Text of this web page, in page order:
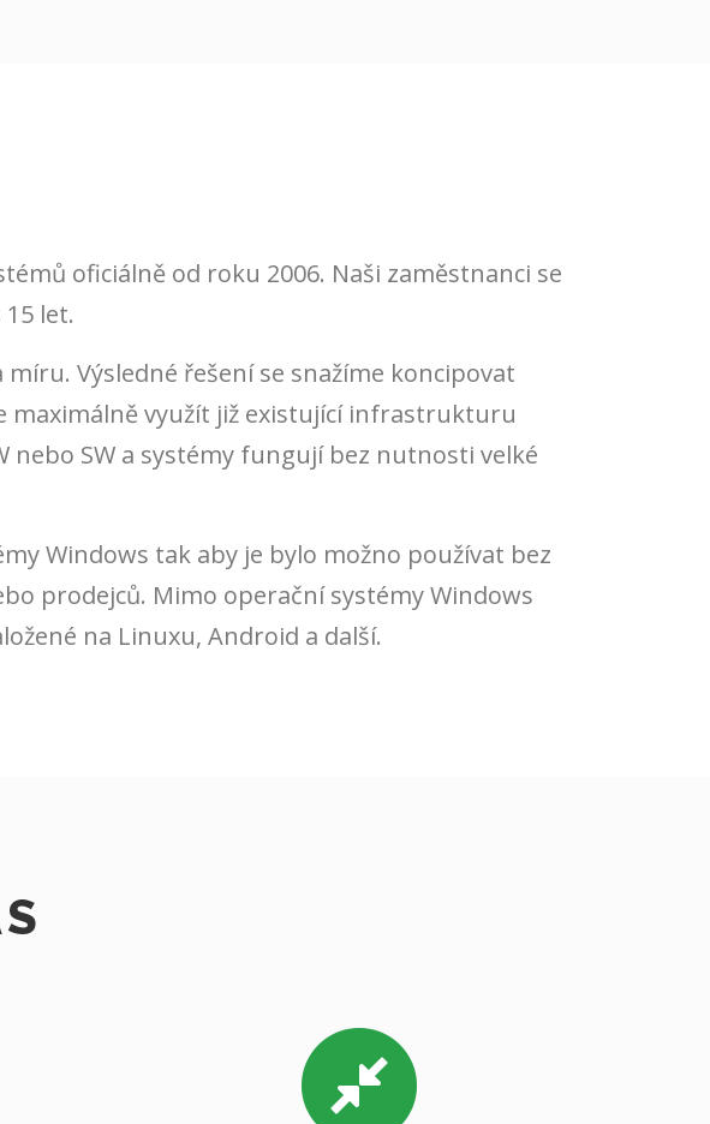
oficiálně od roku 2006. Naši zaměstnanci se
let.
Výsledné řešení se snažíme koncipovat
maximálně využít již existující infrastrukturu
nebo SW a systémy fungují bez nutnosti velké
Windows tak aby je bylo možno používat bez
prodejců. Mimo operační systémy Windows
na Linuxu, Android a další.